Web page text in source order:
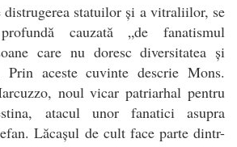
distrugerea statuilor și a vitraliilor, se
cauzată „de fanatismul
care nu doresc diversitatea și
Prin aceste cuvinte descrie Mons.
noul vicar patriarhal pentru
atacul unor fanatici asupra
Lăcașul de cult face parte dintr-